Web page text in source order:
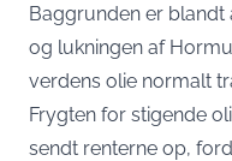
Baggrunden er blandt
og lukningen af
verdens olie normalt
Frygten for stigende
sendt renterne op,